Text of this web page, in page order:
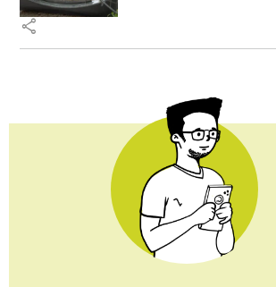
share